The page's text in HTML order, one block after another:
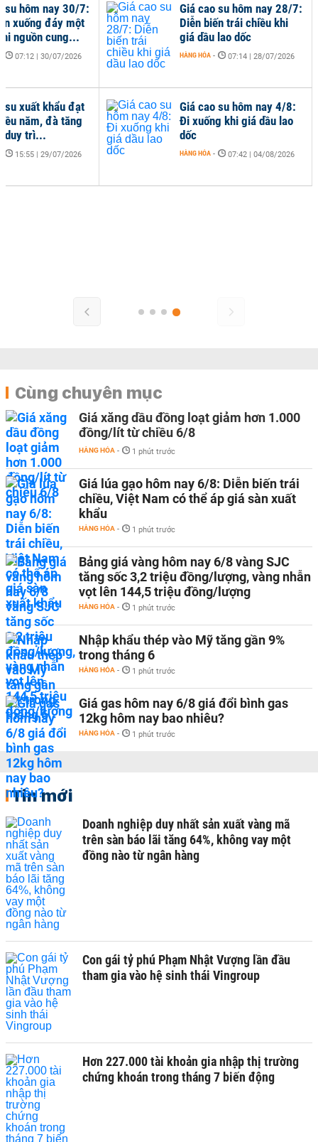
Giá cao su hôm nay 4/8:
Đi xuống khi giá dầu lao
dốc
HÀNG HÓA - 07:42 | 04/08/2026
su hôm nay 30/7:
xuống đáy một
nguồn cung...
07:12 | 30/07/2026
su xuất khẩu đạt
năm, đà tăng
duy trì...
15:55 | 29/07/2026
Giá cao su hôm nay 28/7:
Diễn biến trái chiều khi
giá dầu lao dốc
HÀNG HÓA - 07:14 | 28/07/2026
Cùng chuyên mục
Giá xăng dầu đồng loạt giảm hơn 1.000
đồng/lít từ chiều 6/8
HÀNG HÓA - 1 phút trước
Giá lúa gạo hôm nay 6/8: Diễn biến trái
chiều, Việt Nam có thể áp giá sàn xuất
khẩu
HÀNG HÓA - 1 phút trước
Bảng giá vàng hôm nay 6/8 vàng SJC
tăng sốc 3,2 triệu đồng/lượng, vàng nhẫn
vọt lên 144,5 triệu đồng/lượng
HÀNG HÓA - 1 phút trước
Nhập khẩu thép vào Mỹ tăng gần 9%
trong tháng 6
HÀNG HÓA - 1 phút trước
Giá gas hôm nay 6/8 giá đổi bình gas
12kg hôm nay bao nhiêu?
HÀNG HÓA - 1 phút trước
Tin mới
Doanh nghiệp duy nhất sản xuất vàng mã
trên sàn báo lãi tăng 64%, không vay một
đồng nào từ ngân hàng
Con gái tỷ phú Phạm Nhật Vượng lần đầu
tham gia vào hệ sinh thái Vingroup
Hơn 227.000 tài khoản gia nhập thị trường
chứng khoán trong tháng 7 biến động